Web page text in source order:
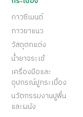
กาวซีเมนต์
กาวยาแนว
วัสดุตกแต่ง
น้ำยาจระเข้
เครื่องมือและ
อุปกรณ์ปูกระเบื้อง
นวัตกรรมงานปูพื้น
และผนัง